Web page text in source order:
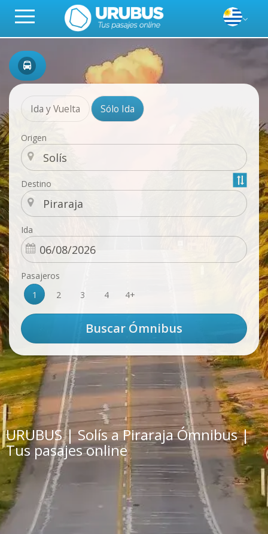
Ida y Vuelta Sólo Ida
Origen
Destino
Ida
Pasajeros
1
2 3 4 4+
URUBUS | Solís a Piraraja Ómnibus |
Tus pasajes online